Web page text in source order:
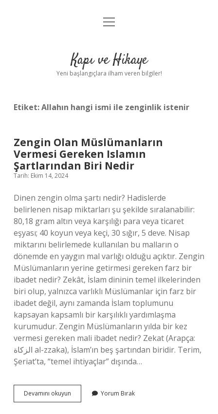
Anasayfa
Yasal Uyarı
menüyü
Kapı ve Hikaye
Yeni başlangıçlara ilham veren bilgiler!
Etiket:Allahın hangi ismi ile zenginlik istenir
Zengin Olan Müslümanların
Vermesi Gereken Islamın
Şartlarından Biri Nedir
Tarih: Ekim 14, 2024
Dinen zengin olma şartı nedir? Hadislerde
belirlenen nisap miktarları şu şekilde sıralanabilir:
80,18 gram altın veya karşılığı para veya ticaret
eşyası; 40 koyun veya keçi, 30 sığır, 5 deve. Nisap
miktarını belirlemede kullanılan bu malların o
dönemde en yaygın mal varlığı olduğu açıktır. Zengin
Müslümanların yerine getirmesi gereken farz bir
ibadet nedir? Zekât, İslam dininin temel ilkelerinden
biri olup, yalnızca varlıklı Müslümanlar için farz bir
ibadet değil, aynı zamanda İslam toplumunu
kapsayan kapsamlı bir karşılıklı yardımlaşma
kurumudur. Zengin Müslümanların yılda bir kez
vermesi gereken mali ibadet nedir? Zekat (Arapça:
الزكاة al-zzaka), İslam’ın beş şartından biridir. Terim,
Şeriat’ta, “temel ihtiyaçlar” dışında…
Devamını okuyun
Olan
Yorum Bırak